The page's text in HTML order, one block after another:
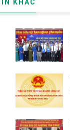
KHÁC